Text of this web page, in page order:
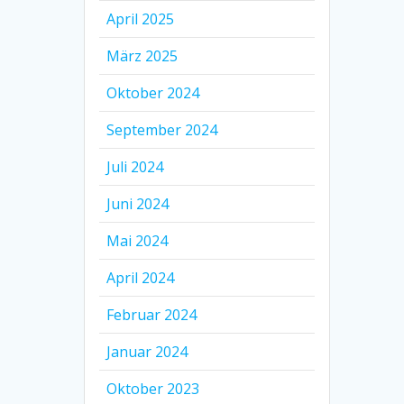
April 2025
März 2025
Oktober 2024
September 2024
Juli 2024
Juni 2024
Mai 2024
April 2024
Februar 2024
Januar 2024
Oktober 2023